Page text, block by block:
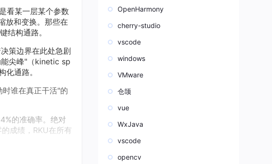
看某一层某个参数
放和变换。那些在
结构通路。
策边界在此处急剧
尖峰"（kinetic sp
通路。
谁在真正干活"的
的准确率。绝对
成绩，RKU在所有
OpenHarmony
cherry-studio
vscode
windows
VMware
仓颉
vue
WxJava
vscode
opencv